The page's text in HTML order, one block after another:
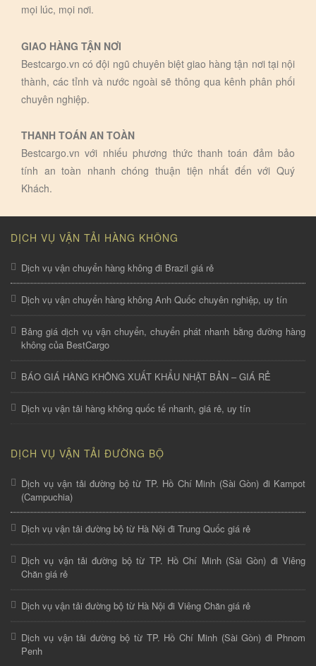
mọi lúc, mọi nơi.
GIAO HÀNG TẬN NƠI
Bestcargo.vn có đội ngũ chuyên biệt giao hàng tận nơi tại nội
thành, các tỉnh và nước ngoài sẽ thông qua kênh phân phối
chuyên nghiệp.
THANH TOÁN AN TOÀN
Bestcargo.vn với nhiếu phương thức thanh toán đảm bảo
tính an toàn nhanh chóng thuận tiện nhất đến với Quý
Khách.
DỊCH VỤ VẬN TẢI HÀNG KHÔNG
Dịch vụ vận chuyển hàng không đi Brazil giá rẻ
Dịch vụ vận chuyển hàng không Anh Quốc chuyên nghiệp, uy tín
Bảng giá dịch vụ vận chuyển, chuyển phát nhanh bằng đường hàng
không của BestCargo
BÁO GIÁ HÀNG KHÔNG XUẤT KHẨU NHẬT BẢN – GIÁ RẺ
Dịch vụ vận tải hàng không quốc tế nhanh, giá rẻ, uy tín
DỊCH VỤ VẬN TẢI ĐƯỜNG BỘ
Dịch vụ vận tải đường bộ từ TP. Hồ Chí Minh (Sài Gòn) đi Kampot
(Campuchia)
Dịch vụ vận tải đường bộ từ Hà Nội đi Trung Quốc giá rẻ
Dịch vụ vận tải đường bộ từ TP. Hồ Chí Minh (Sài Gòn) đi Viêng
Chăn giá rẻ
Dịch vụ vận tải đường bộ từ Hà Nội đi Viêng Chăn giá rẻ
Dịch vụ vận tải đường bộ từ TP. Hồ Chí Minh (Sài Gòn) đi Phnom
Penh